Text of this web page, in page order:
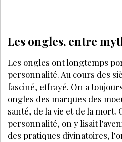
Les ongles, entre
Les ongles ont longtemps
personnalité. Au cours des
fasciné, effrayé. On a
ongles des marques des
santé, de la vie et de la
personnalité, on y lisait
des pratiques divinatoires,